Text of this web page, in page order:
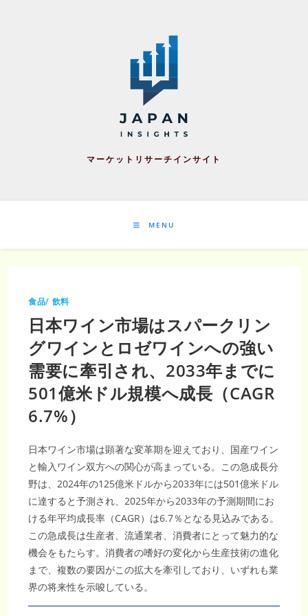
マーケットリサーチインサイト
MENU
食品/ 飲料
日本ワイン市場はスパークリン
グワインとロゼワインへの強い
需要に牽引され、2033年までに
501億米ドル規模へ成長（CAGR
6.7%）
日本ワイン市場は顕著な変革期を迎えており、国産ワイン
と輸入ワイン双方への関心が高まっている。この急成長分
野は、2024年の125億米ドルから2033年には501億米ドル
に達すると予測され、2025年から2033年の予測期間にお
ける年平均成長率（CAGR）は6.7％となる見込みである。
この急成長は生産者、流通業者、消費者にとって魅力的な
機会をもたらす。消費者の嗜好の変化から生産技術の進化
まで、複数の要因がこの拡大を牽引しており、いずれも業
界の将来性を示唆している。